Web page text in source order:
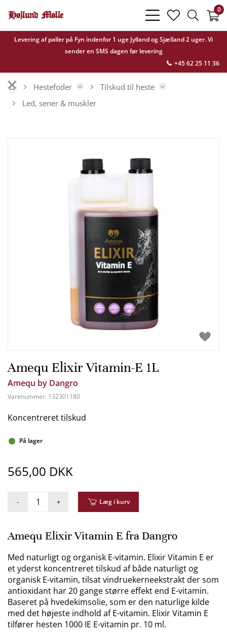
Levering af paller på Fyn indenfor 1 uge Jylland og Sjælland 2 uger. Vi
sender en SMS dagen før levering
+45 62 25 11 36
bars
light
heart
light
search
light
0
Hestefoder
Tilskud til heste
Led, sener & muskler
Amequ Elixir Vitamin-E 1L
Amequ by Dangro
Varenummer: 132301180
Koncentreret tilskud
På lager
565,00 DKK
- + Læg i kurv
Amequ Elixir Vitamin E fra Dangro
Med naturligt og organisk E-vitamin. Elixir Vitamin E er
et yderst koncentreret tilskud af både naturligt og
organisk E-vitamin, tilsat vindruekerneekstrakt der som
antioxidant har 20 gange større effekt end E-vitamin.
Baseret på hvedekimsolie, som er den naturlige kilde
med det højeste indhold af E-vitamin. Elixir Vitamin E
tilfører hesten 1000 IE E-vitamin pr. 10 ml.